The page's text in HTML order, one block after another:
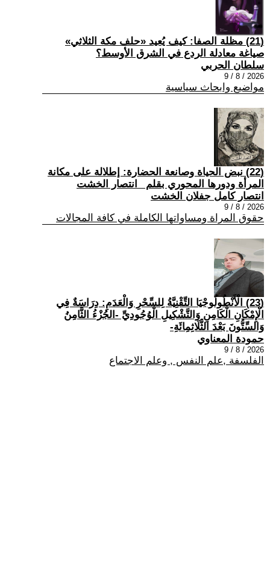
(21) مظلة الصفا: كيف يُعيد «حلف مكة الثلاثي»
صياغة معادلة الردع في الشرق الأوسط؟
سلطان الحربي
2026 / 8 / 9
مواضيع وابحاث سياسية
(22) نبض الحياة وصانعة الحضارة: إطلالة على مكانة
المرأة ودورها المحوري بقلم _انتصار الخشت
انتصار كامل جفلان الخشت
2026 / 8 / 9
حقوق المراة ومساواتها الكاملة في كافة المجالات
(23) الْأَنْطُولُوجْيَا التِّقْنِيَّةُ لِلسِّحْرِ وَالْعَدَمِ: دِرَاسَةٌ فِي
الْإِمْكَانِ الْكَامِنِ وَالتَّشْكِيلِ الْوُجُودِيِّ -الجُزْءُ الثَّامِنُ
وَالسِّتُّونَ بَعْدَ الثَّلَاثِمِائَةِ-
حمودة المعناوي
2026 / 8 / 9
الفلسفة ,علم النفس , وعلم الاجتماع